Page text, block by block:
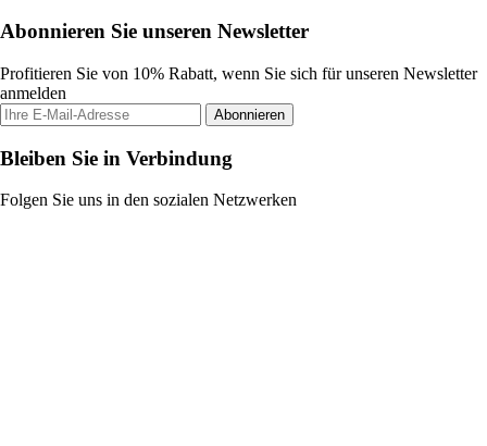
Abonnieren Sie unseren Newsletter
Profitieren Sie von 10% Rabatt, wenn Sie sich für unseren Newsletter
anmelden
Abonnieren
Bleiben Sie in Verbindung
Folgen Sie uns in den sozialen Netzwerken